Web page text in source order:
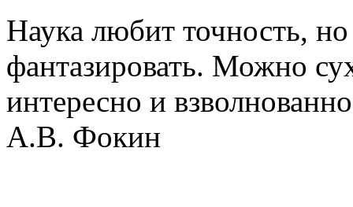
Наука любит точность,
фантазировать. Можно
интересно и
А.В. Фокин